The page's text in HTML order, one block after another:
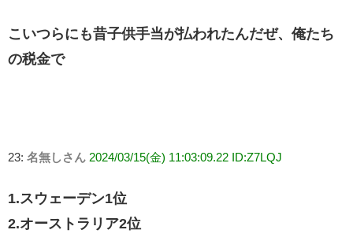
こいつらにも昔子供手当が払われたんだぜ、俺たち
の税金で
23: 名無しさん 2024/03/15(金) 11:03:09.22 ID:Z7LQJ
1.スウェーデン1位
2.オーストラリア2位